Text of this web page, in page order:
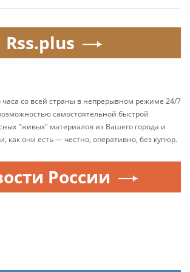
Rss.plus
часа со всей страны в непрерывном режиме 24/7
самостоятельной быстрой
"живых" материалов из Вашего города и
как они есть — честно, оперативно, без купюр.
России